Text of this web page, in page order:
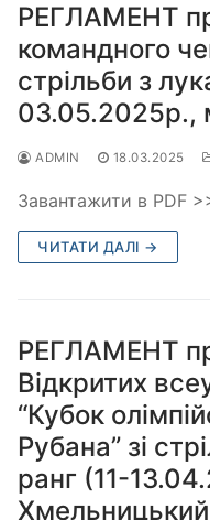
РЕГЛАМЕНТ
командного
стрільби з
03.05.2025р.,
ADMIN 18.03.2025
Завантажити в PDF
ЧИТАТИ ДАЛІ →
РЕГЛАМЕНТ
Відкритих
“Кубок
Рубана” зі
ранг (11-